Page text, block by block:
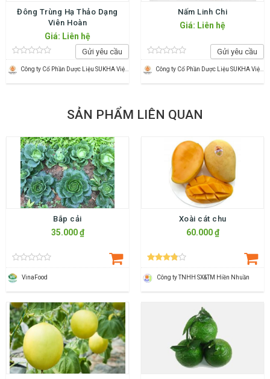
Đông Trùng Hạ Thảo Dạng
Viên Hoàn
Giá: Liên hệ
Gửi yêu cầu
Công ty Cổ Phần Dược Liệu SUKHA Việt Nam
Nấm Linh Chi
Giá: Liên hệ
Gửi yêu cầu
Công ty Cổ Phần Dược Liệu SUKHA Việt Nam
SẢN PHẨM LIÊN QUAN
Bắp cải
35.000 ₫
VinaFood
Xoài cát chu
60.000 ₫
Công ty TNHH SX&TM Hiền Nhuần